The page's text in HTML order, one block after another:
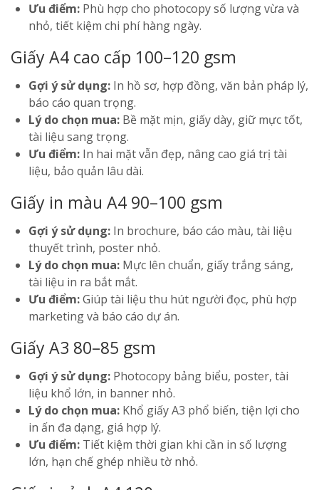
Ưu điểm: Phù hợp cho photocopy số lượng vừa và
nhỏ, tiết kiệm chi phí hàng ngày.
Giấy A4 cao cấp 100–120 gsm
Gợi ý sử dụng: In hồ sơ, hợp đồng, văn bản pháp lý,
báo cáo quan trọng.
Lý do chọn mua: Bề mặt mịn, giấy dày, giữ mực tốt,
tài liệu sang trọng.
Ưu điểm: In hai mặt vẫn đẹp, nâng cao giá trị tài
liệu, bảo quản lâu dài.
Giấy in màu A4 90–100 gsm
Gợi ý sử dụng: In brochure, báo cáo màu, tài liệu
thuyết trình, poster nhỏ.
Lý do chọn mua: Mực lên chuẩn, giấy trắng sáng,
tài liệu in ra bắt mắt.
Ưu điểm:Giúp tài liệu thu hút người đọc, phù hợp
marketing và báo cáo dự án.
Giấy A3 80–85 gsm
Gợi ý sử dụng: Photocopy bảng biểu, poster, tài
liệu khổ lớn, in banner nhỏ.
Lý do chọn mua: Khổ giấy A3 phổ biến, tiện lợi cho
in ấn đa dạng, giá hợp lý.
Ưu điểm: Tiết kiệm thời gian khi cần in số lượng
lớn, hạn chế ghép nhiều tờ nhỏ.